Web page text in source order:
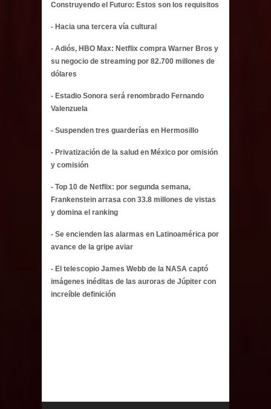
Construyendo el Futuro: Estos son los requisitos
- Hacia una tercera vía cultural
- Adiós, HBO Max: Netflix compra Warner Bros y
su negocio de streaming por 82.700 millones de
dólares
- Estadio Sonora será renombrado Fernando
Valenzuela
- Suspenden tres guarderías en Hermosillo
- Privatización de la salud en México por omisión
y comisión
- Top 10 de Netflix: por segunda semana,
Frankenstein arrasa con 33.8 millones de vistas
y domina el ranking
- Se encienden las alarmas en Latinoamérica por
avance de la gripe aviar
- El telescopio James Webb de la NASA captó
imágenes inéditas de las auroras de Júpiter con
increíble definición